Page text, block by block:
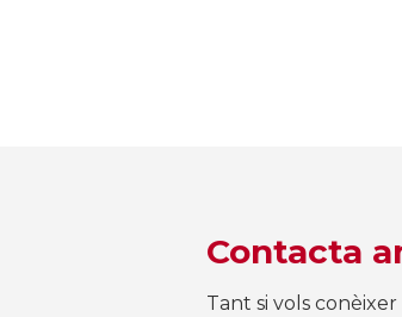
Contacta
Tant si vols